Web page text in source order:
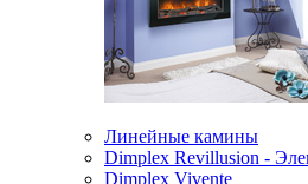
Линейные камины
Dimplex Revillusion -
Dimplex Vivente